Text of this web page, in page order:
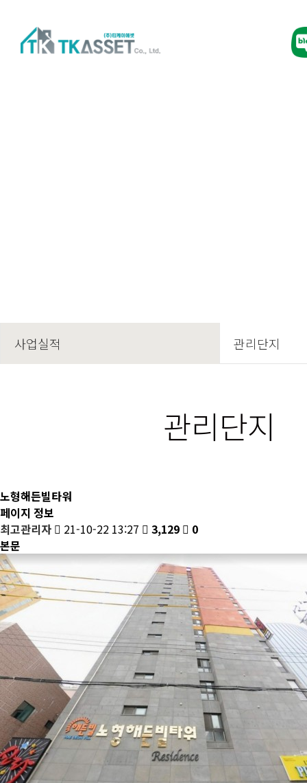
사업실적 관리단지
관리단지
노형해든빌타워
페이지 정보
최고관리자
21-10-22 13:27 3,129
0
본문